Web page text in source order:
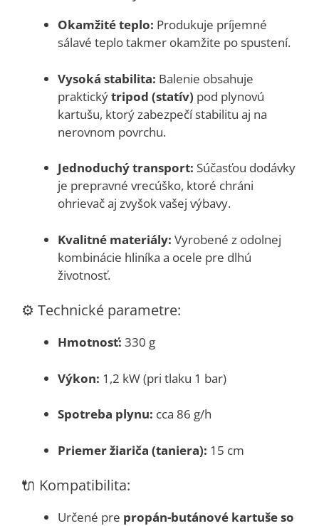
Okamžité teplo: Produkuje príjemné
sálavé teplo takmer okamžite po spustení.
Vysoká stabilita: Balenie obsahuje
praktickýtripod (statív) pod plynovú
kartušu, ktorý zabezpečí stabilitu aj na
nerovnom povrchu.
Jednoduchý transport: Súčasťou dodávky
je prepravné vrecúško, ktoré chráni
ohrievač aj zvyšok vašej výbavy.
Kvalitné materiály: Vyrobené z odolnej
kombinácie hliníka a ocele pre dlhú
životnosť.
⚙️ Technické parametre:
Hmotnosť: 330 g
Výkon: 1,2 kW (pri tlaku 1 bar)
Spotreba plynu: cca 86 g/h
Priemer žiariča (taniera): 15 cm
🔌 Kompatibilita:
Určené pre propán-butánové kartuše so